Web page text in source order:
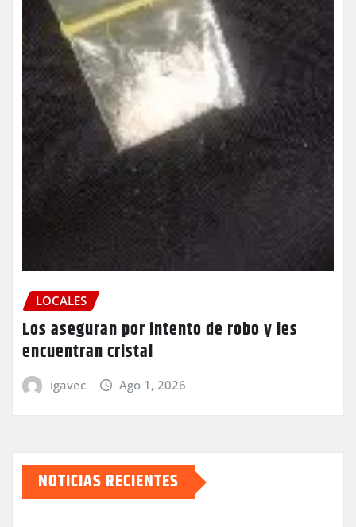
LOCALES
Los aseguran por intento de robo y les
encuentran cristal
igavec Ago 1, 2026
NOTICIAS RECIENTES